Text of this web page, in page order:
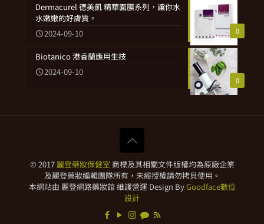
0
Dermacurel 德美凱 精華面膜系列，讓你水
水嫩嫩的好膚質。
2024-09-10
0
Biotanico 港香蘭應用生技
2024-09-10
© 2017 麗登藥妝保健室 商標及其相關文件版權均為原廠企業
及麗登藥妝編輯團隊所有，未經授權請勿拷貝使用。
本網站由 麗登網路藥妝館 維護營運 Design ByGoodface數位
設計